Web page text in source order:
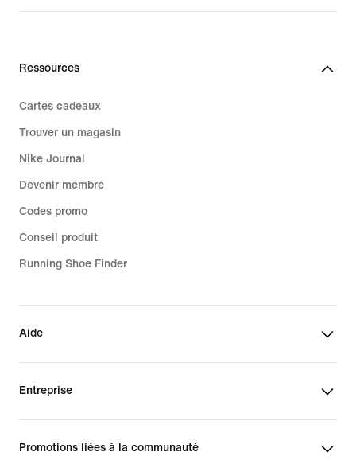
Ressources
Cartes cadeaux
Trouver un magasin
Nike Journal
Devenir membre
Codes promo
Conseil produit
Running Shoe Finder
Aide
Entreprise
Promotions liées à la communauté